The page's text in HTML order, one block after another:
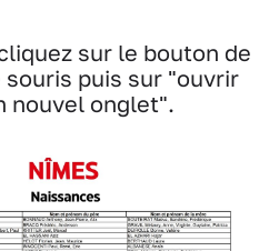
sur le bouton de
puis sur "ouvrir
nouvel onglet".